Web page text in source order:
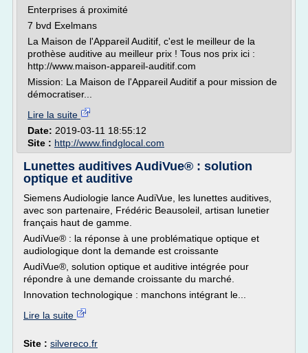
Enterprises á proximité
7 bvd Exelmans
La Maison de l'Appareil Auditif, c'est le meilleur de la
prothèse auditive au meilleur prix ! Tous nos prix ici :
http://www.maison-appareil-auditif.com
Mission: La Maison de l'Appareil Auditif a pour mission de
démocratiser...
Lire la suite
Date: 2019-03-11 18:55:12
Site : http://www.findglocal.com
Lunettes auditives AudiVue® : solution
optique et auditive
Siemens Audiologie lance AudiVue, les lunettes auditives,
avec son partenaire, Frédéric Beausoleil, artisan lunetier
français haut de gamme.
AudiVue® : la réponse à une problématique optique et
audiologique dont la demande est croissante
AudiVue®, solution optique et auditive intégrée pour
répondre à une demande croissante du marché.
Innovation technologique : manchons intégrant le...
Lire la suite
Site : silvereco.fr